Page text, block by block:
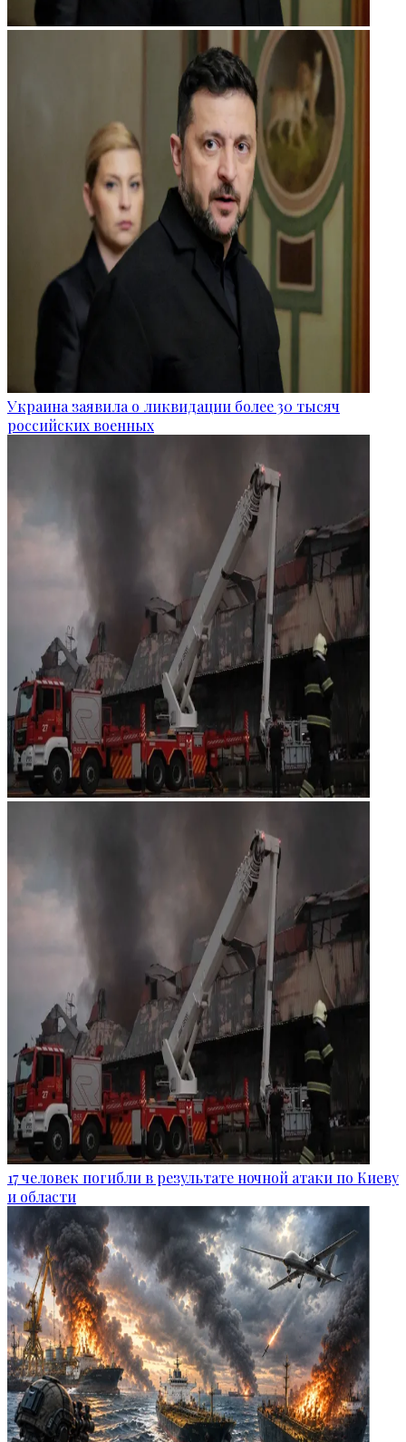
Украина заявила о ликвидации более 30 тысяч
российских военных
17 человек погибли в результате ночной атаки по Киеву
и области